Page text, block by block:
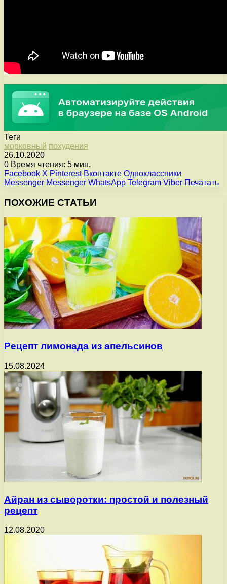
Теги
морковный похудения
26.10.2020
0 Время чтения: 5 мин.
Facebook X Pinterest Вконтакте Одноклассники
Messenger Messenger WhatsApp Telegram Viber Печатать
ПОХОЖИЕ СТАТЬИ
Рецепт лимонада из апельсинов
15.08.2024
Айран из сыворотки: простой и полезный
рецепт
12.08.2020